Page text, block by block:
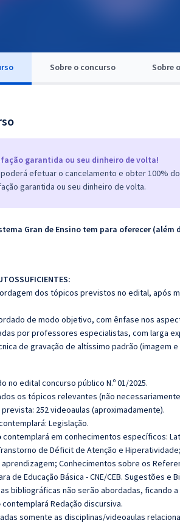
Sobre o concurso Sobre
garantida ou seu dinheiro de volta!
efetuar o cancelamento e obter 100%
garantida ou seu dinheiro de volta.
Gran de Ensino tem para oferecer
dos tópicos previstos no edital, após
de modo objetivo, com ênfase nos
por professores especialistas, com larga
de gravação de altíssimo padrão (imagem e
no edital concurso público N.º 01/2025.
os tópicos relevantes (não
prevista: 252 videoaulas (aproximadamente).
Legislação.
contemplará em conhecimentos específicos:
de Déficit de Atenção e
Conhecimentos sobre os
de Educação Básica - CNE/CEB. Sugestões e
bibliográficas não serão abordadas, ficando
contemplará Redação discursiva.
somente as disciplinas/videoaulas